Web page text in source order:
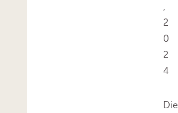
,
2
0
2
4
Die